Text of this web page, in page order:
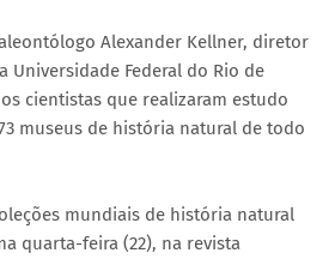
Alexander Kellner, diretor
Universidade Federal do Rio de
cientistas que realizaram estudo
museus de história natural de todo
mundiais de história natural
quarta-feira (22), na revista